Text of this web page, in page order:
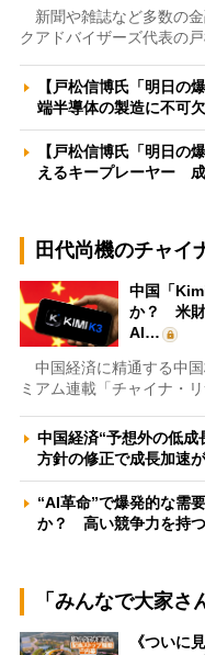
新聞や雑誌など多数の
クアドバイザーズ代表の
【戸松信博氏「明日の
端半導体の製造に不可
【戸松信博氏「明日の
えるキープレーヤー
田代尚機のチャイ
中国「
か？ 米財
AI…
中国経済に精通する中
ミアム連載「チャイナ・
中国経済“予想外の低
方針の修正で成長加速
“AI革命”で爆発的な需
か？ 高い競争力を持
「みんなで大家
《ついに